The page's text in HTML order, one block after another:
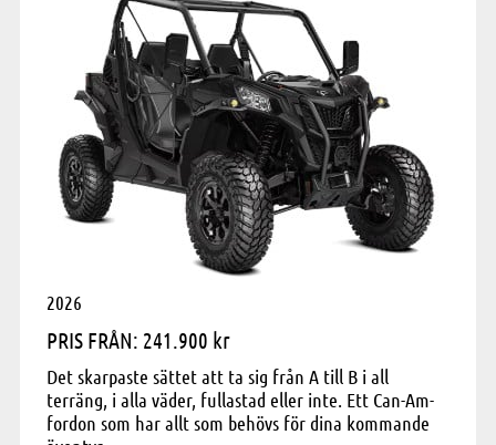
2026
PRIS FRÅN: 241.900 kr
Det skarpaste sättet att ta sig från A till B i all
terräng, i alla väder, fullastad eller inte. Ett Can-Am-
fordon som har allt som behövs för dina kommande